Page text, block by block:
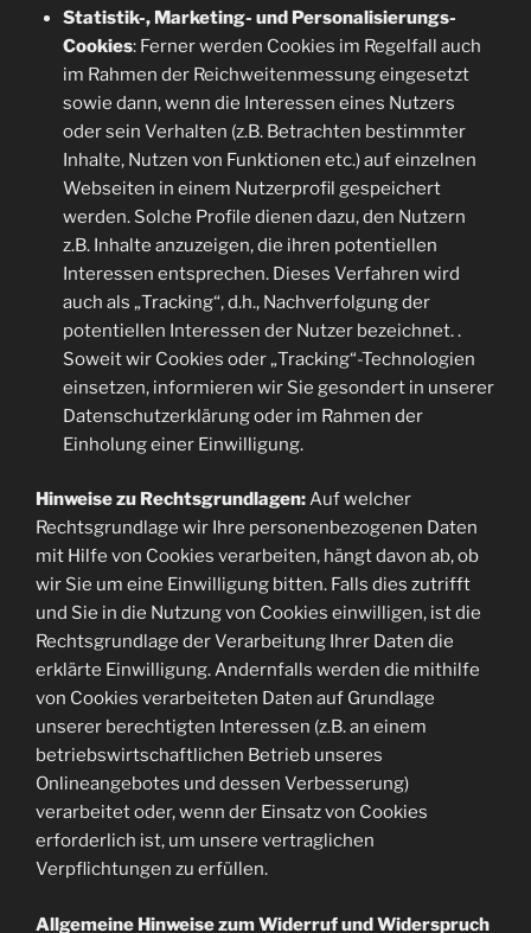
Statistik-, Marketing- und Personalisierungs-
Cookies: Ferner werden Cookies im Regelfall auch
im Rahmen der Reichweitenmessung eingesetzt
sowie dann, wenn die Interessen eines Nutzers
oder sein Verhalten (z.B. Betrachten bestimmter
Inhalte, Nutzen von Funktionen etc.) auf einzelnen
Webseiten in einem Nutzerprofil gespeichert
werden. Solche Profile dienen dazu, den Nutzern
z.B. Inhalte anzuzeigen, die ihren potentiellen
Interessen entsprechen. Dieses Verfahren wird
auch als „Tracking“, d.h., Nachverfolgung der
potentiellen Interessen der Nutzer bezeichnet. .
Soweit wir Cookies oder „Tracking“-Technologien
einsetzen, informieren wir Sie gesondert in unserer
Datenschutzerklärung oder im Rahmen der
Einholung einer Einwilligung.
Hinweise zu Rechtsgrundlagen:Auf welcher
Rechtsgrundlage wir Ihre personenbezogenen Daten
mit Hilfe von Cookies verarbeiten, hängt davon ab, ob
wir Sie um eine Einwilligung bitten. Falls dies zutrifft
und Sie in die Nutzung von Cookies einwilligen, ist die
Rechtsgrundlage der Verarbeitung Ihrer Daten die
erklärte Einwilligung. Andernfalls werden die mithilfe
von Cookies verarbeiteten Daten auf Grundlage
unserer berechtigten Interessen (z.B. an einem
betriebswirtschaftlichen Betrieb unseres
Onlineangebotes und dessen Verbesserung)
verarbeitet oder, wenn der Einsatz von Cookies
erforderlich ist, um unsere vertraglichen
Verpflichtungen zu erfüllen.
Allgemeine Hinweise zum Widerruf und Widerspruch